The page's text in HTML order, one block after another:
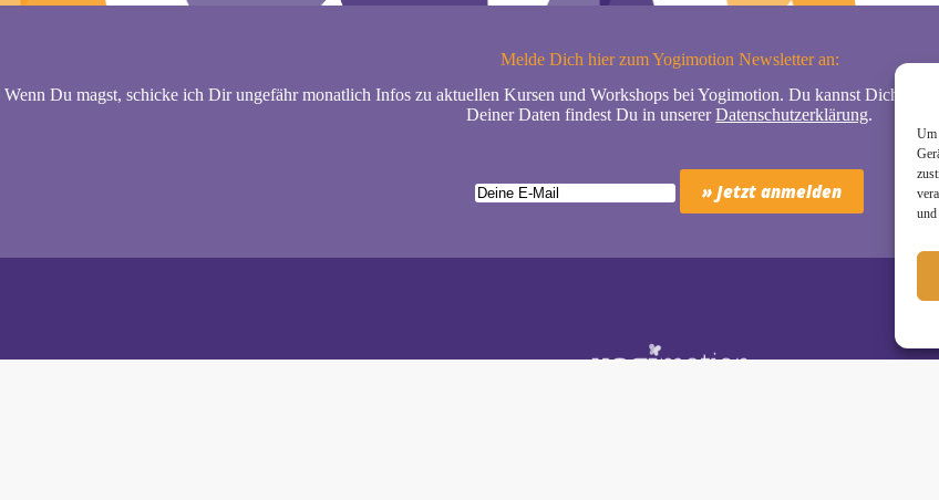
Um
und
Melde Dich hier zum Yogimotion Newsletter an:
Wenn Du magst, schicke ich Dir ungefähr monatlich Infos zu aktuellen Kursen und Workshops bei Yogimotion. Du kannst Dich
Deiner Daten findest Du in unsererDatenschutzerklärung.